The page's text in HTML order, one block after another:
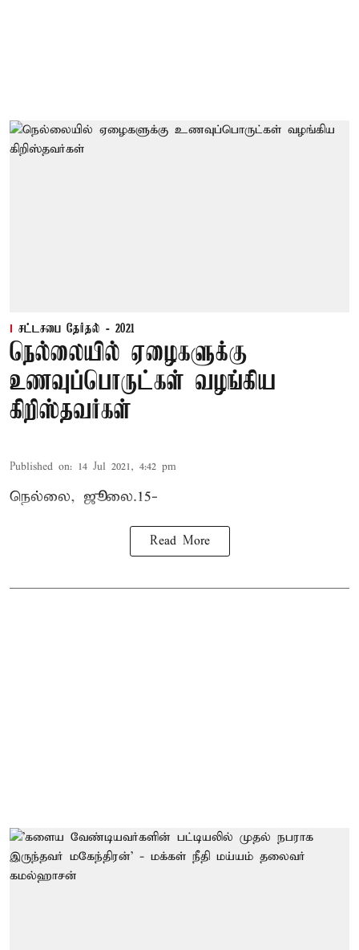
சட்டசபை தேர்தல் - 2021
நெல்லையில் ஏழைகளுக்கு
உணவுப்பொருட்கள் வழங்கிய
கிறிஸ்தவர்கள்
Published on: 14 Jul 2021, 4:42 pm
நெல்லை, ஜூலை.15-
Read More